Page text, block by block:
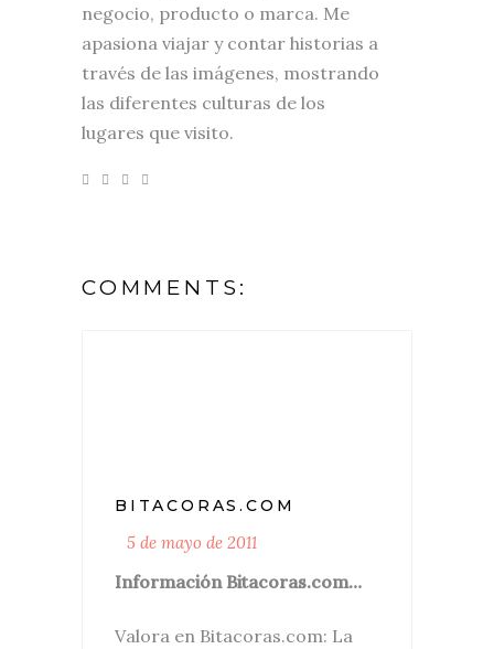
negocio, producto o marca. Me
apasiona viajar y contar historias a
través de las imágenes, mostrando
las diferentes culturas de los
lugares que visito.
COMMENTS:
BITACORAS.COM
5 de mayo de 2011
Información Bitacoras.com…
Valora en Bitacoras.com: La